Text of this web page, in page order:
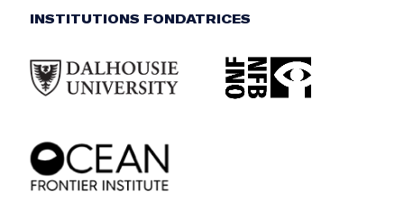
INSTITUTIONS FONDATRICES